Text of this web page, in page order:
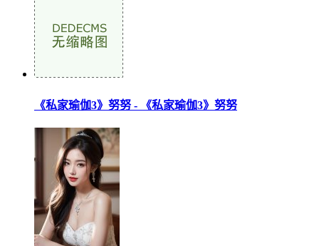
《私家瑜伽3》努努 - 《私家瑜伽3》努努